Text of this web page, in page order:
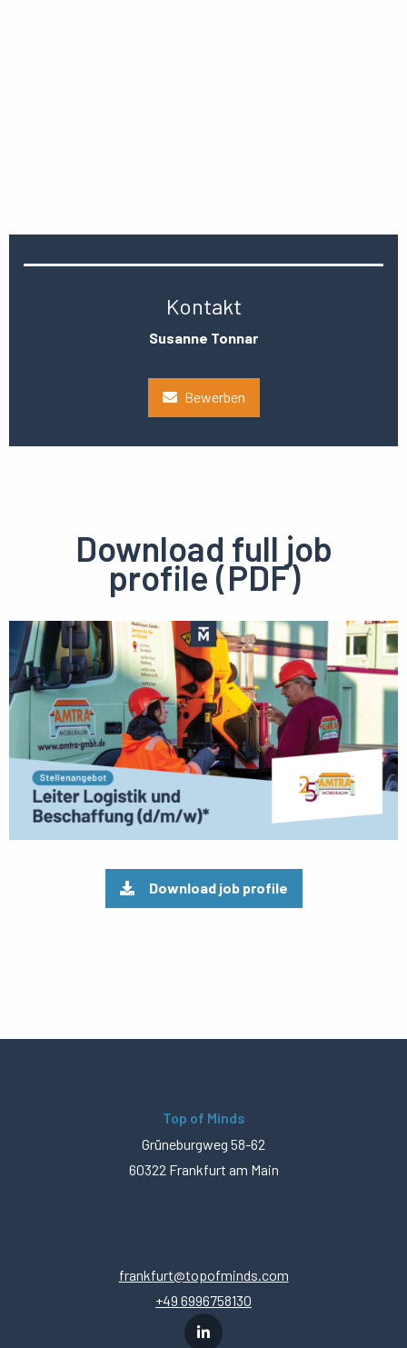
Kontakt
Susanne Tonnar
Bewerben
Download full job
profile (PDF)
Preview
pdf
Download job profile
Top of Minds
Grüneburgweg 58-62
60322 Frankfurt am Main
frankfurt@topofminds.com
+49 6996758130